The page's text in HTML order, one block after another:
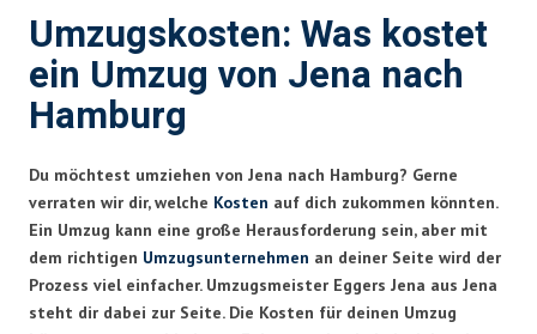
Umzugskosten: Was kostet
ein Umzug von Jena nach
Hamburg
Du möchtest umziehen von Jena nach Hamburg? Gerne
verraten wir dir, welche Kosten auf dich zukommen könnten.
Ein Umzug kann eine große Herausforderung sein, aber mit
dem richtigen Umzugsunternehmen an deiner Seite wird der
Prozess viel einfacher. Umzugsmeister Eggers Jena aus Jena
steht dir dabei zur Seite. Die Kosten für deinen Umzug